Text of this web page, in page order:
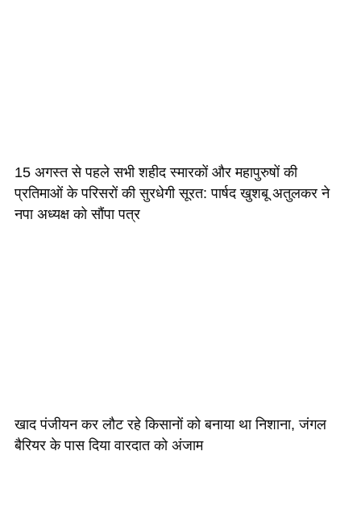
15 अगस्त से पहले सभी शहीद स्मारकों और महापुरुषों की
प्रतिमाओं के परिसरों की सुरधेगी सूरत: पार्षद खुशबू अतुलकर ने
नपा अध्यक्ष को सौंपा पत्र
खाद पंजीयन कर लौट रहे किसानों को बनाया था निशाना, जंगल
बैरियर के पास दिया वारदात को अंजाम